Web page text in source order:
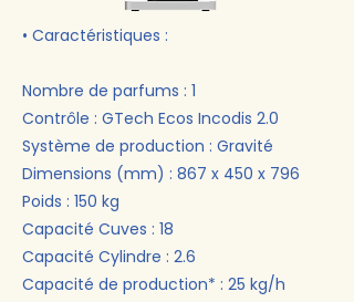
• Caractéristiques :
Nombre de parfums : 1
Contrôle : GTech Ecos Incodis 2.0
Système de production : Gravité
Dimensions (mm) : 867 x 450 x 796
Poids : 150 kg
Capacité Cuves : 18
Capacité Cylindre : 2.6
Capacité de production* : 25 kg/h